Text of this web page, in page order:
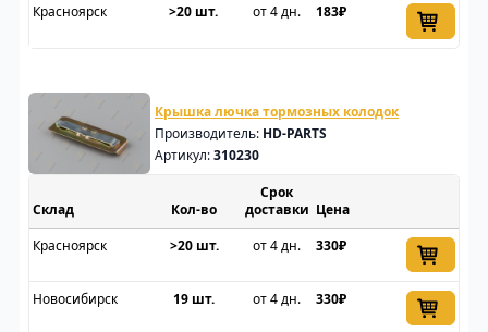
Красноярск
>20 шт. от 4 дн. 183₽
Крышка лючка тормозных колодок
Производитель: HD-PARTS
Артикул:310230
Склад
Срок
доставки Цена
Красноярск
>20 шт. от 4 дн. 330₽
Новосибирск 19 шт. от 4 дн. 330₽